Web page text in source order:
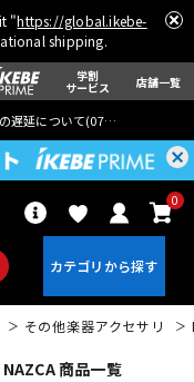
"https://global.ikebe-
shipping.
学割
サービス 店舗一覧
遅延について(07月29日
0
その他楽器アクセサリ
商品一覧